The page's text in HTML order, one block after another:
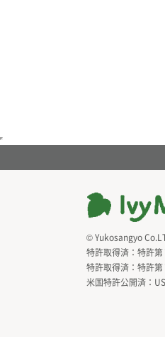
© Yukosangyo
特許取得済： 特許
特許取得済： 特許
米国特許公開済：